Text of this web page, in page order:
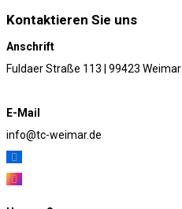
Kontaktieren Sie uns
Anschrift
Fuldaer Straße 113 | 99423 Weimar
E-Mail
info@tc-weimar.de